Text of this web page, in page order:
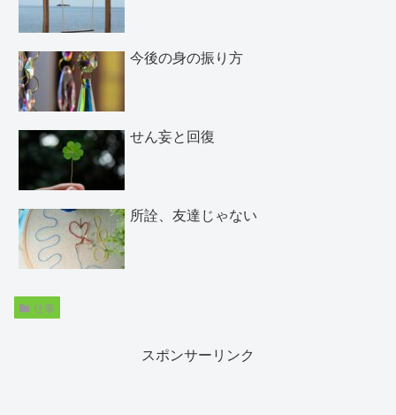
今後の身の振り方
せん妄と回復
所詮、友達じゃない
仕事
スポンサーリンク